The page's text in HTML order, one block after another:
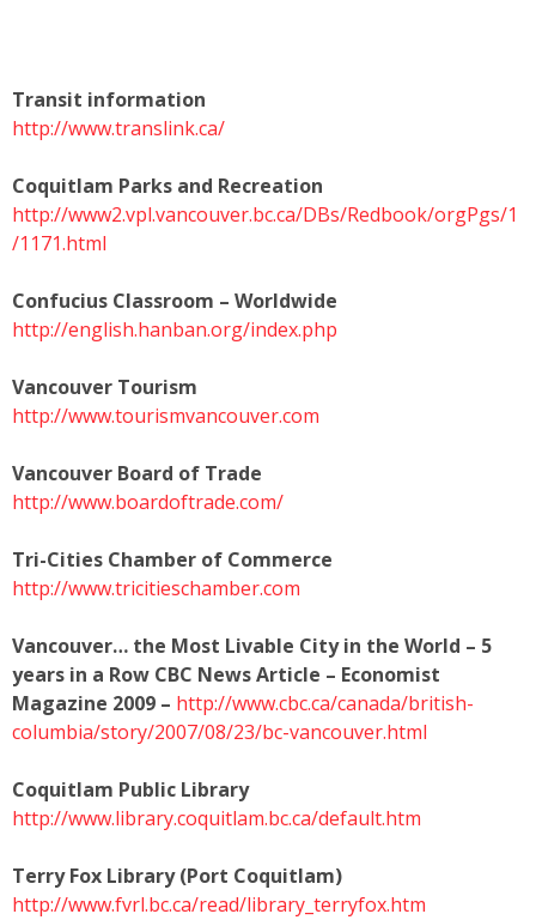
Transit information
http://www.translink.ca/
Coquitlam Parks and Recreation
http://www2.vpl.vancouver.bc.ca/DBs/Redbook/orgPgs/1
/1171.html
Confucius Classroom – Worldwide
http://english.hanban.org/index.php
Vancouver Tourism
http://www.tourismvancouver.com
Vancouver Board of Trade
http://www.boardoftrade.com/
Tri-Cities Chamber of Commerce
http://www.tricitieschamber.com
Vancouver… the Most Livable City in the World – 5
years in a Row CBC News Article – Economist
Magazine 2009 – http://www.cbc.ca/canada/british-
columbia/story/2007/08/23/bc-vancouver.html
Coquitlam Public Library
http://www.library.coquitlam.bc.ca/default.htm
Terry Fox Library (Port Coquitlam)
http://www.fvrl.bc.ca/read/library_terryfox.htm